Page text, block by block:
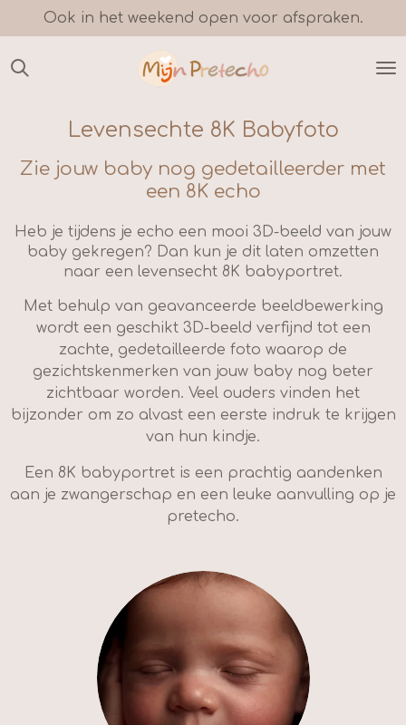
direct
naar
Ook in het weekend open voor afspraken.
Levensechte 8K Babyfoto
Zie jouw baby nog gedetailleerder met
een 8K echo
Heb je tijdens je echo een mooi 3D-beeld van jouw
baby gekregen? Dan kun je dit laten omzetten
naar een levensecht 8K babyportret.
Met behulp van geavanceerde beeldbewerking
wordt een geschikt 3D-beeld verfijnd tot een
zachte, gedetailleerde foto waarop de
gezichtskenmerken van jouw baby nog beter
zichtbaar worden. Veel ouders vinden het
bijzonder om zo alvast een eerste indruk te krijgen
van hun kindje.
Een 8K babyportret is een prachtig aandenken
aan je zwangerschap en een leuke aanvulling op je
pretecho.